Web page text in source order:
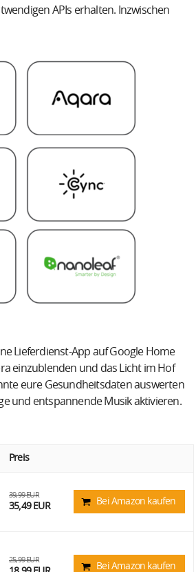
APIs erhalten. Inzwischen
Lieferdienst-App auf Google Home
einzublenden und das Licht im Hof
eure Gesundheitsdaten auswerten
und entspannende Musik aktivieren.
Preis
39,99 EUR
35,49 EUR Bei Amazon kaufen
25,99 EUR
Bei Amazon kaufen